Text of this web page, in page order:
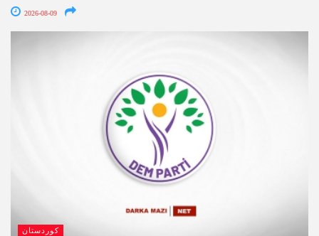
2026-08-09
کوردستان